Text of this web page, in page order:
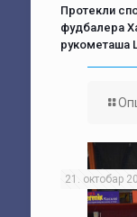
Протекли
фудбалера
рукометаша
21. октобар